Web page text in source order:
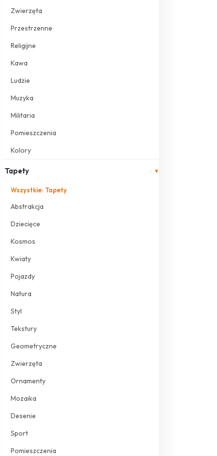
Zwierzęta
Przestrzenne
Religijne
Kawa
Ludzie
Muzyka
Militaria
Pomieszczenia
Kolory
Tapety ▾
Wszystkie: Tapety
Abstrakcja
Dziecięce
Kosmos
Kwiaty
Pojazdy
Natura
Styl
Tekstury
Geometryczne
Zwierzęta
Ornamenty
Mozaika
Desenie
Sport
Pomieszczenia